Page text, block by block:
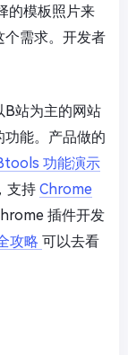
的模板照片来
个需求。开发者
B站为主的网站
能。产品做的
功能演示
，支持 Chrome
插件开发
攻略 可以去看